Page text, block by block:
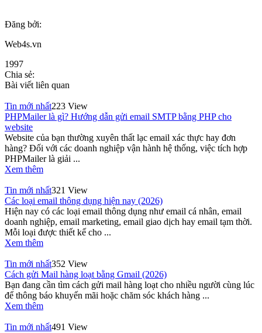
Đăng bởi:
Web4s.vn
1997
Chia sẻ:
Bài viết liên quan
Tin mới nhất223 View
PHPMailer là gì? Hướng dẫn gửi email SMTP bằng PHP cho
website
Website của bạn thường xuyên thất lạc email xác thực hay đơn
hàng? Đối với các doanh nghiệp vận hành hệ thống, việc tích hợp
PHPMailer là giải ...
Xem thêm
Tin mới nhất321 View
Các loại email thông dụng hiện nay (2026)
Hiện nay có các loại email thông dụng như email cá nhân, email
doanh nghiệp, email marketing, email giao dịch hay email tạm thời.
Mỗi loại được thiết kế cho ...
Xem thêm
Tin mới nhất352 View
Cách gửi Mail hàng loạt bằng Gmail (2026)
Bạn đang cần tìm cách gửi mail hàng loạt cho nhiều người cùng lúc
để thông báo khuyến mãi hoặc chăm sóc khách hàng ...
Xem thêm
Tin mới nhất491 View